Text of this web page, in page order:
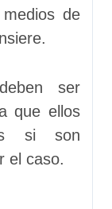
de
ser
que ellos
si son
el caso.